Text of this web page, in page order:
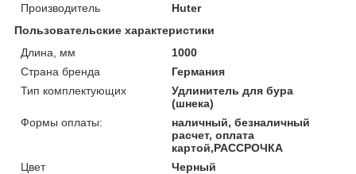
Производитель
Huter
Пользовательские характеристики
Длина, мм
1000
Страна бренда
Германия
Тип комплектующих
Удлинитель для бура
(шнека)
Формы оплаты:
наличный, безналичный
расчет, оплата
картой,РАССРОЧКА
Цвет
Черный